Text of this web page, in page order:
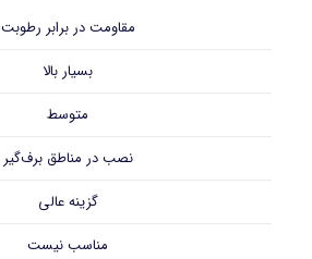
مقاومت در برابر رطوبت
بسیار بالا
متوسط
نصب در مناطق برف‌گیر
گزینه عالی
مناسب نیست